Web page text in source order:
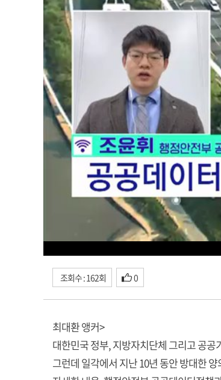
조회수 : 162회 0
최대환 앵커>
대한민국 정부, 지방자치단체 그리고 공
그런데 일각에서 지난 10년 동안 방대한